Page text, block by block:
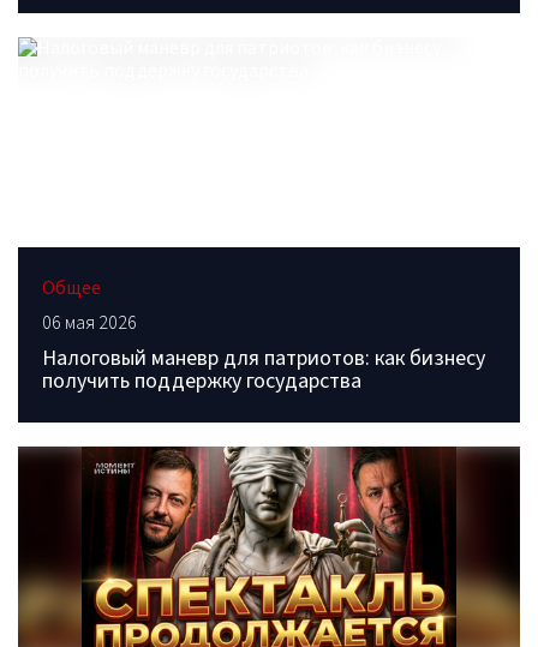
Общее
06 мая 2026
Налоговый маневр для патриотов: как бизнесу
получить поддержку государства